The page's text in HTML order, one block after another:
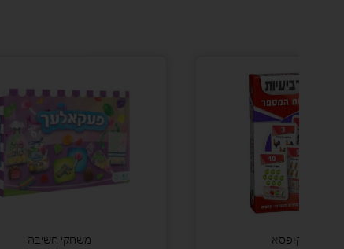
משחקי קופסא משחקי חשיבה